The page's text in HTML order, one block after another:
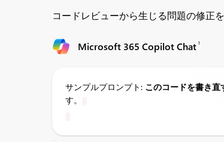
コードレビューから生じる問題の修正
Microsoft 365 Copilot Chat 1
サンプルプロンプト: このコードを書き直
す。